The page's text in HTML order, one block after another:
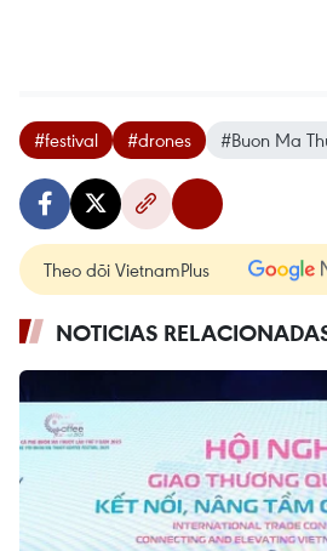
#festival #drones #Buon Ma
Theo dõi VietnamPlus
NOTICIAS